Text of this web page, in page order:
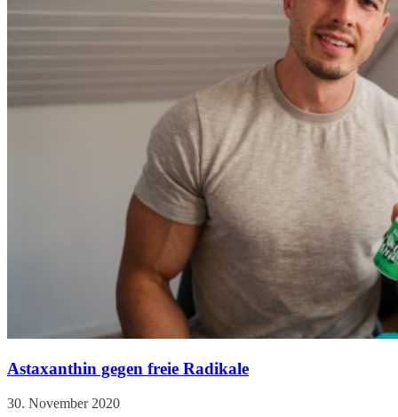
Astaxanthin gegen freie Radikale
30. November 2020